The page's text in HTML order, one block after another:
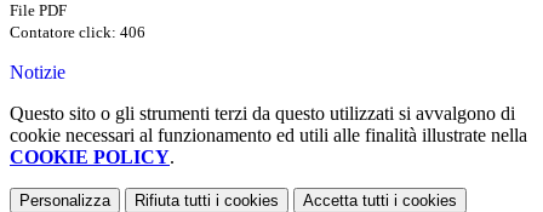
File PDF
Contatore click: 406
Notizie
Questo sito o gli strumenti terzi da questo utilizzati si avvalgono di
cookie necessari al funzionamento ed utili alle finalità illustrate nella
COOKIE POLICY.
Personalizza Rifiuta tutti i cookies Accetta tutti i cookies